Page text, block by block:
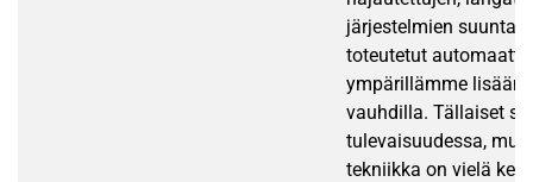
järjestelmien
toteutetut
ympärillämme
vauhdilla. Tällaiset
tulevaisuudessa,
tekniikka on vielä